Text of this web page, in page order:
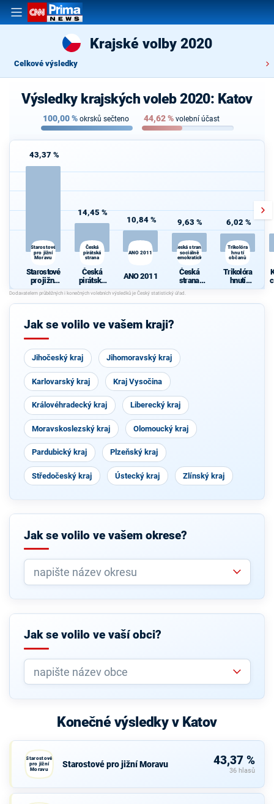
Krajské volby 2020
Celkové výsledky
Výsledky krajských voleb 2020: Katov
100,00% okrsků sečteno 44,62% volební účast
43,37 %
Starostové
pro jižní
Moravu
Starostové
pro jižní
Moravu
14,45 %
Česká
pirátská
strana
Česká
pirátská
strana
10,84 %
ANO 2011
ANO 2011
9,63 %
Česká strana
sociálně
demokratická
Česká
strana
sociálně
demokrati
cká
6,02 %
Trikolóra
hnutí
občanů
Trikolóra
hnutí
občanů
Jak se volilo ve vašem kraji?
Jihočeský kraj Jihomoravský kraj
Karlovarský kraj Kraj Vysočina
Královéhradecký kraj Liberecký kraj
Moravskoslezský kraj Olomoucký kraj
Pardubický kraj Plzeňský kraj
Středočeský kraj Ústecký kraj Zlínský kraj
Jak se volilo ve vašem okrese?
Jak se volilo ve vaší obci?
Konečné výsledky v Katov
Starostové
pro jižní
Moravu
Starostové pro jižní Moravu 43,37 %
36 hlasů